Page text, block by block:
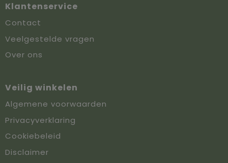
Klantenservice
Contact
Veelgestelde vragen
Over ons
Veilig winkelen
Algemene voorwaarden
Privacyverklaring
Cookiebeleid
Disclaimer